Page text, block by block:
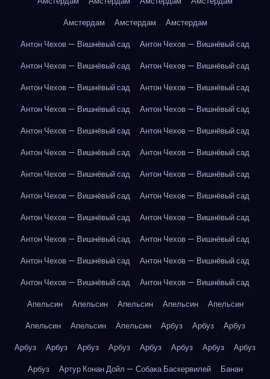
Амстердам
Амстердам
Амстердам
Антон Чехов — Вишнёвый сад
Антон Чехов — Вишнёвый сад
Антон Чехов — Вишнёвый сад
Антон Чехов — Вишнёвый сад
Антон Чехов — Вишнёвый сад
Антон Чехов — Вишнёвый сад
Антон Чехов — Вишнёвый сад
Антон Чехов — Вишнёвый сад
Антон Чехов — Вишнёвый сад
Антон Чехов — Вишнёвый сад
Антон Чехов — Вишнёвый сад
Антон Чехов — Вишнёвый сад
Антон Чехов — Вишнёвый сад
Антон Чехов — Вишнёвый сад
Антон Чехов — Вишнёвый сад
Антон Чехов — Вишнёвый сад
Антон Чехов — Вишнёвый сад
Антон Чехов — Вишнёвый сад
Антон Чехов — Вишнёвый сад
Антон Чехов — Вишнёвый сад
Антон Чехов — Вишнёвый сад
Антон Чехов — Вишнёвый сад
Антон Чехов — Вишнёвый сад
Антон Чехов — Вишнёвый сад
Апельсин
Апельсин Апельсин Апельсин
Апельсин
Апельсин
Апельсин Апельсин Арбуз Арбуз
Арбуз
Арбуз
Арбуз Арбуз Арбуз Арбуз Арбуз Арбуз
Арбуз
Арбуз
Артур Конан Дойл — Собака Баскервилей
Банан